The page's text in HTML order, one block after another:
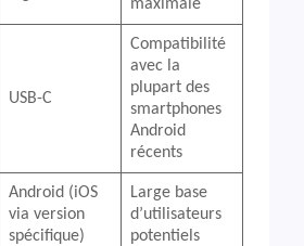
maximale
USB-C
Compatibilité
avec la
plupart des
smartphones
Android
récents
Android (iOS
via version
spécifique)
Large base
d’utilisateurs
potentiels